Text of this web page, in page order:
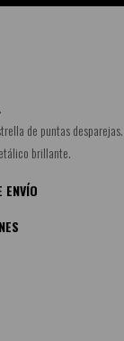
de puntas desparejas.
brillante.
ENVÍO